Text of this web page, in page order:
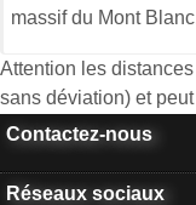
massif du Mont
Attention les
sans déviation) et
Contactez-nous
Réseaux sociaux